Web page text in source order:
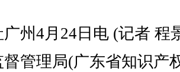
4月24日电 (记者 程
督管理局(广东省知识产